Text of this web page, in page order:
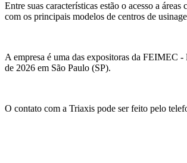
Entre suas características estão o acesso a
com os principais modelos de centros de
A empresa é uma das expositoras da FEIMEC
de 2026 em São Paulo (SP).
O contato com a Triaxis pode ser feito pelo